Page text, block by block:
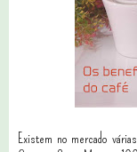
Existem no mercado